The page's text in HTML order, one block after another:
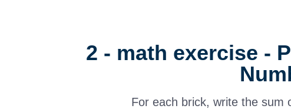
2 - math exercise -
For each brick, write the sum